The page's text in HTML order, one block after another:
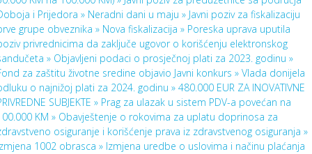
i Prijedora » Neradni dani u maju » Javni poziv za fiskalizaciju
grupe obveznika » Nova fiskalizacija » Poreska uprava uputila
privrednicima da zaključe ugovor o korišćenju elektronskog
» Objavljeni podaci o prosječnoj plati za 2023. godinu »
za zaštitu životne sredine objavio Javni konkurs » Vlada donijela
o najnižoj plati za 2024. godinu » 480.000 EUR ZA INOVATIVNE
SUBJEKTE » Prag za ulazak u sistem PDV-a povećan na
KM » Obavještenje o rokovima za uplatu doprinosa za
osiguranje i korišćenje prava iz zdravstvenog osiguranja »
1002 obrasca » Izmjena uredbe o uslovima i načinu plaćanja